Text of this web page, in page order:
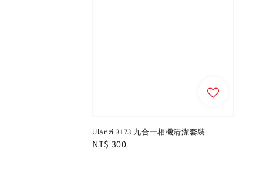
Ulanzi 3173 九合一相機清潔套裝
Regular
NT$ 300